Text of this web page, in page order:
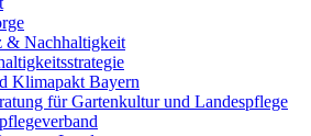
& Nachhaltigkeit
Klimapakt Bayern
für Gartenkultur und Landespflege